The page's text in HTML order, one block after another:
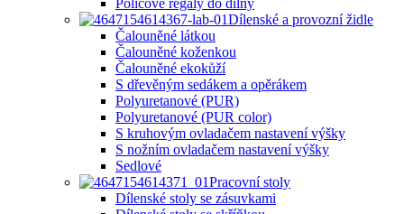
Policové regály do dílny
Dílenské a provozní židle
Čalouněné látkou
Čalouněné koženkou
Čalouněné ekokůží
S dřevěným sedákem a opěrákem
Polyuretanové (PUR)
Polyuretanové (PUR color)
S kruhovým ovladačem nastavení výšky
S nožním ovladačem nastavení výšky
Sedlové
Pracovní stoly
Dílenské stoly se zásuvkami